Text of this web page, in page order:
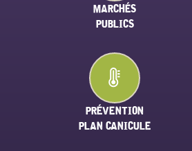
MARCHÉS
PUBLICS
PRÉVENTION
PLAN CANICULE